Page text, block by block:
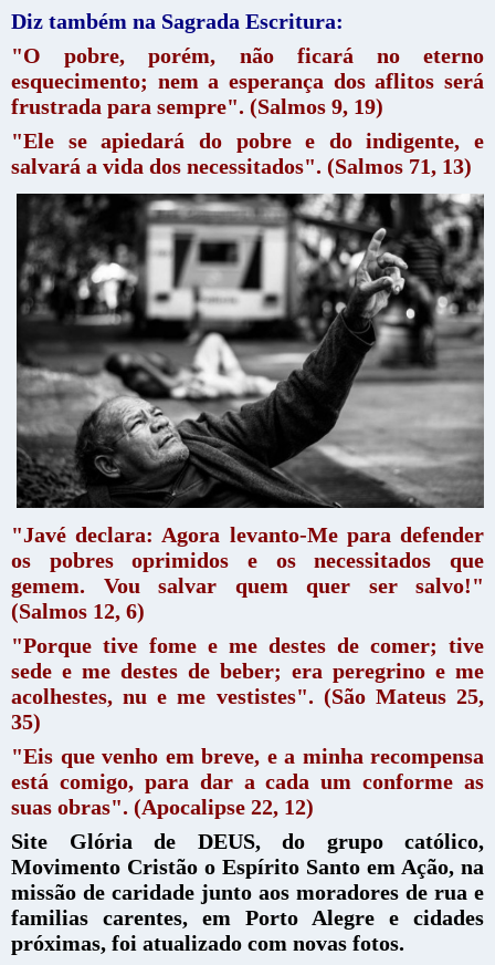
Diz também na Sagrada Escritura:
"O pobre, porém, não ficará no eterno
esquecimento; nem a esperança dos aflitos será
frustrada para sempre". (Salmos 9, 19)
"Ele se apiedará do pobre e do indigente, e
salvará a vida dos necessitados". (Salmos 71, 13)
"Javé declara: Agora levanto-Me para defender
os pobres oprimidos e os necessitados que
gemem. Vou salvar quem quer ser salvo!"
(Salmos 12, 6)
"Porque tive fome e me destes de comer; tive
sede e me destes de beber; era peregrino e me
acolhestes, nu e me vestistes". (São Mateus 25,
35)
"Eis que venho em breve, e a minha recompensa
está comigo, para dar a cada um conforme as
suas obras". (Apocalipse 22, 12)
Site Glória de DEUS, do grupo católico,
Movimento Cristão o Espírito Santo em Ação, na
missão de caridade junto aos moradores de rua e
familias carentes, em Porto Alegre e cidades
próximas, foi atualizado com novas fotos.